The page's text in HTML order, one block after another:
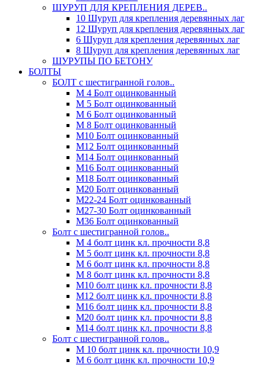
ШУРУП ДЛЯ КРЕПЛЕНИЯ ДЕРЕВ..
10 Шуруп для крепления деревянных лаг
12 Шуруп для крепления деревянных лаг
6 Шуруп для крепления деревянных лаг
8 Шуруп для крепления деревянных лаг
ШУРУПЫ ПО БЕТОНУ
БОЛТЫ
БОЛТ с шестигранной голов..
М 4 Болт оцинкованный
М 5 Болт оцинкованный
М 6 Болт оцинкованный
М 8 Болт оцинкованный
М10 Болт оцинкованный
М12 Болт оцинкованный
М14 Болт оцинкованный
М16 Болт оцинкованный
М18 Болт оцинкованный
М20 Болт оцинкованный
М22-24 Болт оцинкованный
М27-30 Болт оцинкованный
М36 Болт оцинкованный
Болт с шестигранной голов..
М 4 болт цинк кл. прочности 8,8
М 5 болт цинк кл. прочности 8,8
М 6 болт цинк кл. прочности 8,8
М 8 болт цинк кл. прочности 8,8
М10 болт цинк кл. прочности 8,8
М12 болт цинк кл. прочности 8,8
М16 болт цинк кл. прочности 8,8
М20 болт цинк кл. прочности 8,8
М14 болт цинк кл. прочности 8,8
Болт с шестигранной голов..
М 10 болт цинк кл. прочности 10,9
М 6 болт цинк кл. прочности 10,9